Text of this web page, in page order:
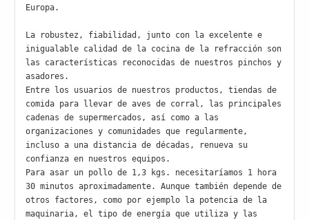
Europa.
La robustez, fiabilidad, junto con la excelente e
inigualable calidad de la cocina de la refracción son
las características reconocidas de nuestros pinchos y
asadores.
Entre los usuarios de nuestros productos, tiendas de
comida para llevar de aves de corral, las principales
cadenas de supermercados, así como a las
organizaciones y comunidades que regularmente,
incluso a una distancia de décadas, renueva su
confianza en nuestros equipos.
Para asar un pollo de 1,3 kgs. necesitaríamos 1 hora
30 minutos aproximadamente. Aunque también depende de
otros factores, como por ejemplo la potencia de la
maquinaria, el tipo de energía que utiliza y las